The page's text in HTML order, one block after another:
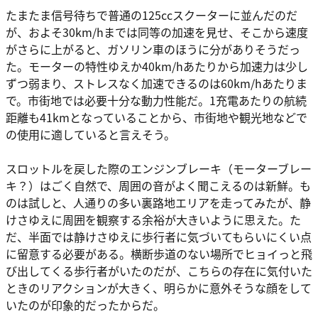
たまたま信号待ちで普通の125ccスクーターに並んだのだ
が、およそ30km/hまでは同等の加速を見せ、そこから速度
がさらに上がると、ガソリン車のほうに分がありそうだっ
た。モーターの特性ゆえか40km/hあたりから加速力は少し
ずつ弱まり、ストレスなく加速できるのは60km/hあたりま
で。市街地では必要十分な動力性能だ。1充電あたりの航続
距離も41kmとなっていることから、市街地や観光地などで
の使用に適していると言えそう。
スロットルを戻した際のエンジンブレーキ（モーターブレー
キ？）はごく自然で、周囲の音がよく聞こえるのは新鮮。も
のは試しと、人通りの多い裏路地エリアを走ってみたが、静
けさゆえに周囲を観察する余裕が大きいように思えた。た
だ、半面では静けさゆえに歩行者に気づいてもらいにくい点
に留意する必要がある。横断歩道のない場所でヒョイっと飛
び出してくる歩行者がいたのだが、こちらの存在に気付いた
ときのリアクションが大きく、明らかに意外そうな顔をして
いたのが印象的だったからだ。